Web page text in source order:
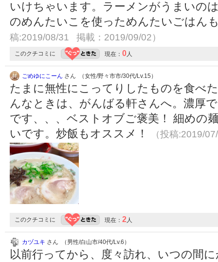
いけちゃいます。ラーメンがうまいの
のめんたいこを使っためんたいごはん
稿:2019/08/31 掲載：2019/09/02）
このクチコミに 現在： 0人
ごめゆにこーん さん （女性/野々市市/30代/Lv.15）
たまに無性にこってりしたものを食べ
んなときは、がんばる軒さんへ。濃厚
です、、、ベストオブご褒美！ 細めの
いです。炒飯もオススメ！
（投稿:2019/
このクチコミに 現在： 2人
カヅユキ さん （男性/白山市/40代/Lv.6）
以前行ってから、度々訪れ、いつの間